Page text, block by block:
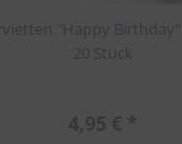
"Happy
20 Stück
4,95 € *